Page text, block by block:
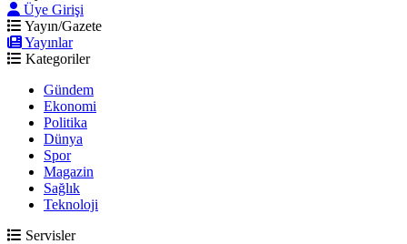
Üye Girişi
Yayın/Gazete
Yayınlar
Kategoriler
Gündem
Ekonomi
Politika
Dünya
Spor
Magazin
Sağlık
Teknoloji
Servisler